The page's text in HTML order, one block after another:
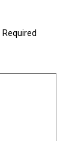
Required